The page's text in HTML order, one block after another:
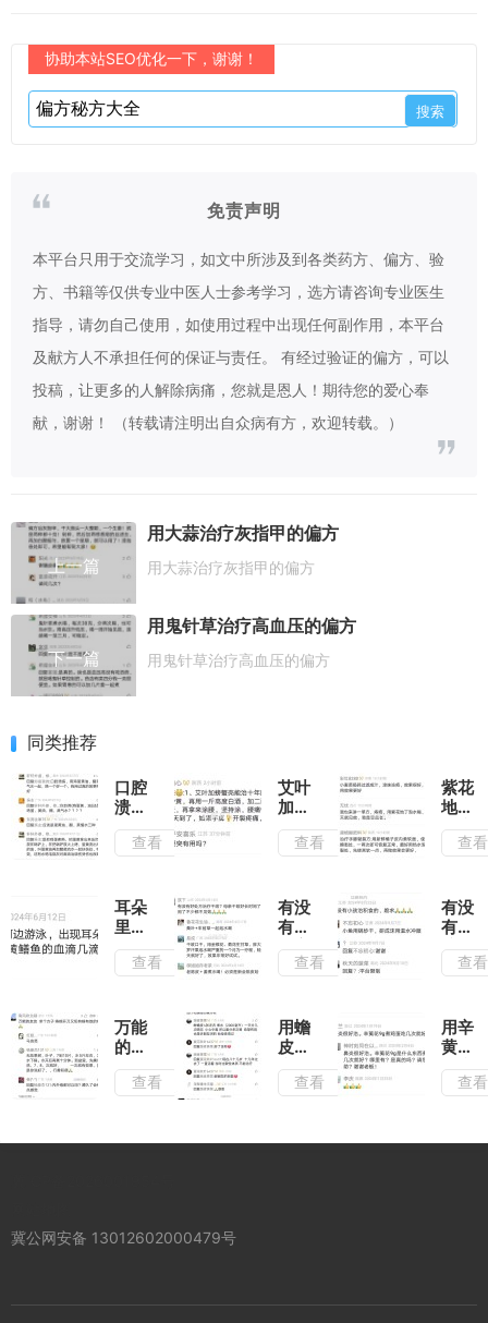
协助本站SEO优化一下，谢谢！
免责声明
本平台只用于交流学习，如文中所涉及到各类药方、偏方、验
方、书籍等仅供专业中医人士参考学习，选方请咨询专业医生
指导，请勿自己使用，如使用过程中出现任何副作用，本平台
及献方人不承担任何的保证与责任。 有经过验证的偏方，可以
投稿，让更多的人解除病痛，您就是恩人！期待您的爱心奉
献，谢谢！ （转载请注明出自众病有方，欢迎转载。）
上一篇
用大蒜治疗灰指甲的偏方
用大蒜治疗灰指甲的偏方
下一篇
用鬼针草治疗高血压的偏方
用鬼针草治疗高血压的偏方
同类推荐
口腔
溃疡
有妙
招，
小偏
方，
鸡蛋
黄油
查看
艾叶
加螃
蟹壳
能治
的偏
方
查看
紫花
地丁
治痔
疮到
么样
查看
耳朵
里面
发炎
用黄
查看
有没
有好
处方
治疗
母亲
干咳
好长
时间
了不
查看
有没
有小
孩治
积食
跪求
查看
万能
的友
友 求
个方
刀又
查看
用蟾
皮治
疗乳
腺癌
查看
用辛
黄花
治疗
鼻炎
子
查看
冀公网安备 13012602000479号